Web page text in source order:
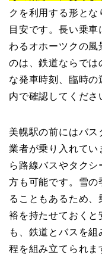
クを利用する形と
目安です。長い乗
わるオホーツクの風
のは、鉄道ならでは
な発車時刻、臨時
内で確認してくださ
美幌駅の前にはバ
業者が乗り入れてい
ら路線バスやタクシ
方も可能です。雪の
ることもあるため
裕を持たせておく
も、鉄道とバスを
程を組み立てられま